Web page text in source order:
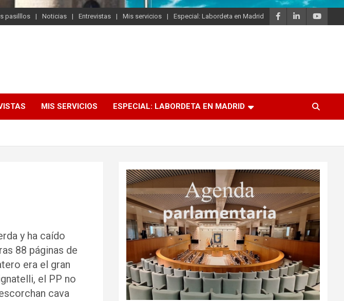
pasilllos Noticias Entrevistas Mis servicios Especial: Labordeta en Madrid
MIS SERVICIOS ESPECIAL: LABORDETA EN MADRID
y ha caído
88 páginas de
era el gran
el PP no
cava